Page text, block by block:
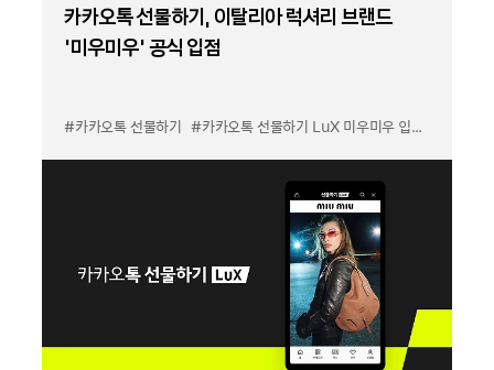
카카오톡 선물하기, 이탈리아 럭셔리 브랜드
'미우미우' 공식 입점
#카카오톡 선물하기 #카카오톡 선물하기 LuX 미우미우 입점